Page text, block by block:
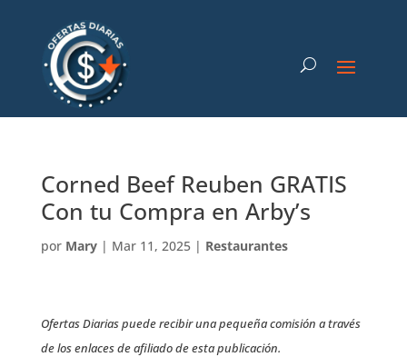
Corned Beef Reuben GRATIS
Con tu Compra en Arby’s
por Mary| Mar 11, 2025| Restaurantes
Ofertas Diarias puede recibir una pequeña comisión a través
de los enlaces de afiliado de esta publicación.